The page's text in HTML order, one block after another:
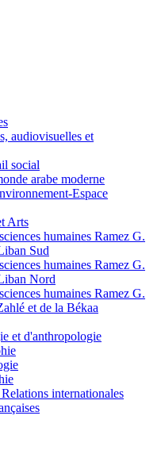
audiovisuelles et
social
arabe moderne
Espace
Arts
humaines Ramez G.
Sud
humaines Ramez G.
Nord
humaines Ramez G.
et de la Békaa
et d'anthropologie
internationales